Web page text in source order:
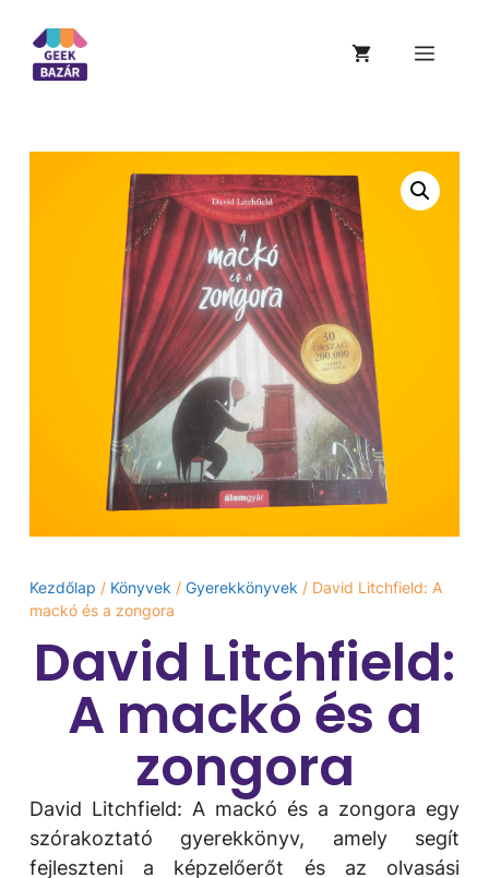
Kezdőlap / Könyvek / Gyerekkönyvek / David Litchfield: A
mackó és a zongora
David Litchfield:
A mackó és a
zongora
David Litchfield: A mackó és a zongora egy
szórakoztató gyerekkönyv, amely segít
fejleszteni a képzelőerőt és az olvasási